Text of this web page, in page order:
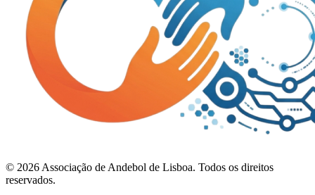
© 2026 Associação de Andebol de Lisboa. Todos os direitos
reservados.